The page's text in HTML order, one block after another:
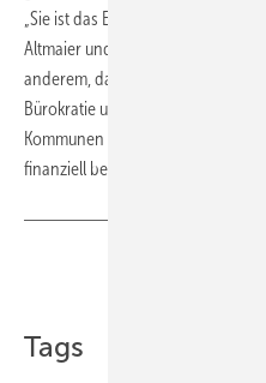
„Sie ist das Ergebnis einer
Altmaier und der Großen
anderem, dass kleinere Bürger-
Bürokratie und Ausschreibungen
Kommunen und Bürger am
finanziell beteiligt werden müssten.
Tags